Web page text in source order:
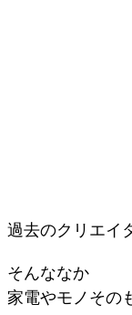
過去のクリエイ
そんななか
家電やモノその